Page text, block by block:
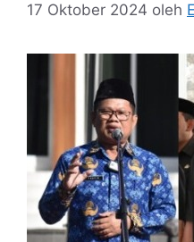
17 Oktober 2024 oleh